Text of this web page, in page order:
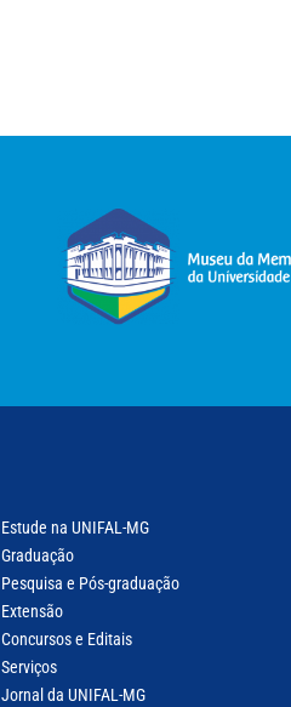
Estude na UNIFAL-MG
Graduação
Pesquisa e Pós-graduação
Extensão
Concursos e Editais
Serviços
Jornal da UNIFAL-MG